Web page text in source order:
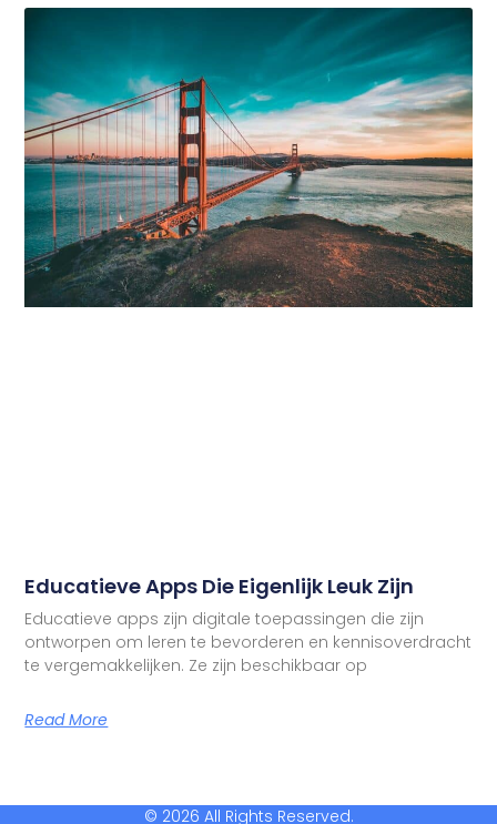
Educatieve Apps Die Eigenlijk Leuk Zijn
Educatieve apps zijn digitale toepassingen die zijn
ontworpen om leren te bevorderen en kennisoverdracht
te vergemakkelijken. Ze zijn beschikbaar op
Read More
© 2026 All Rights Reserved.